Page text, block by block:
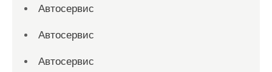
Автосервис
Автосервис
Автосервис